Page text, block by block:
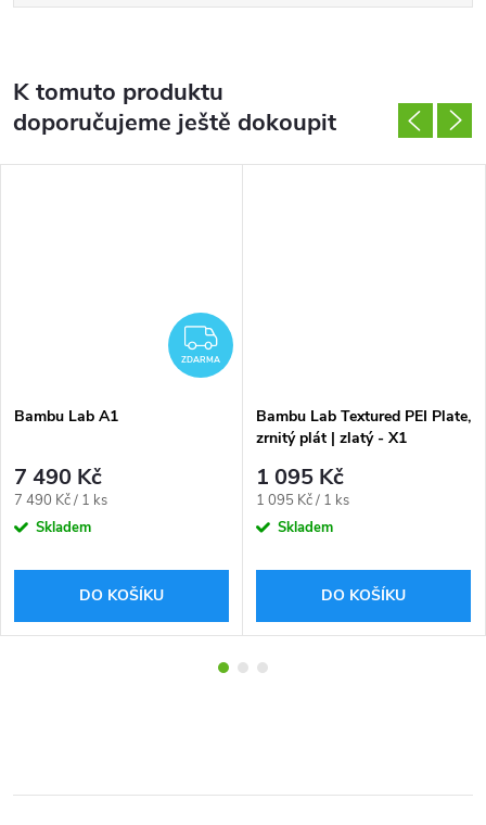
K tomuto produktu
doporučujeme ještě dokoupit
ZDARMA
ZDARMA
Bambu Lab A1
7 490 Kč
Měrná
cena:
7 490 Kč / 1 ks
Skladem
DO KOŠÍKU
Bambu Lab Textured PEI Plate,
zrnitý plát | zlatý - X1
1 095 Kč
Měrná
cena:
1 095 Kč / 1 ks
Skladem
DO KOŠÍKU